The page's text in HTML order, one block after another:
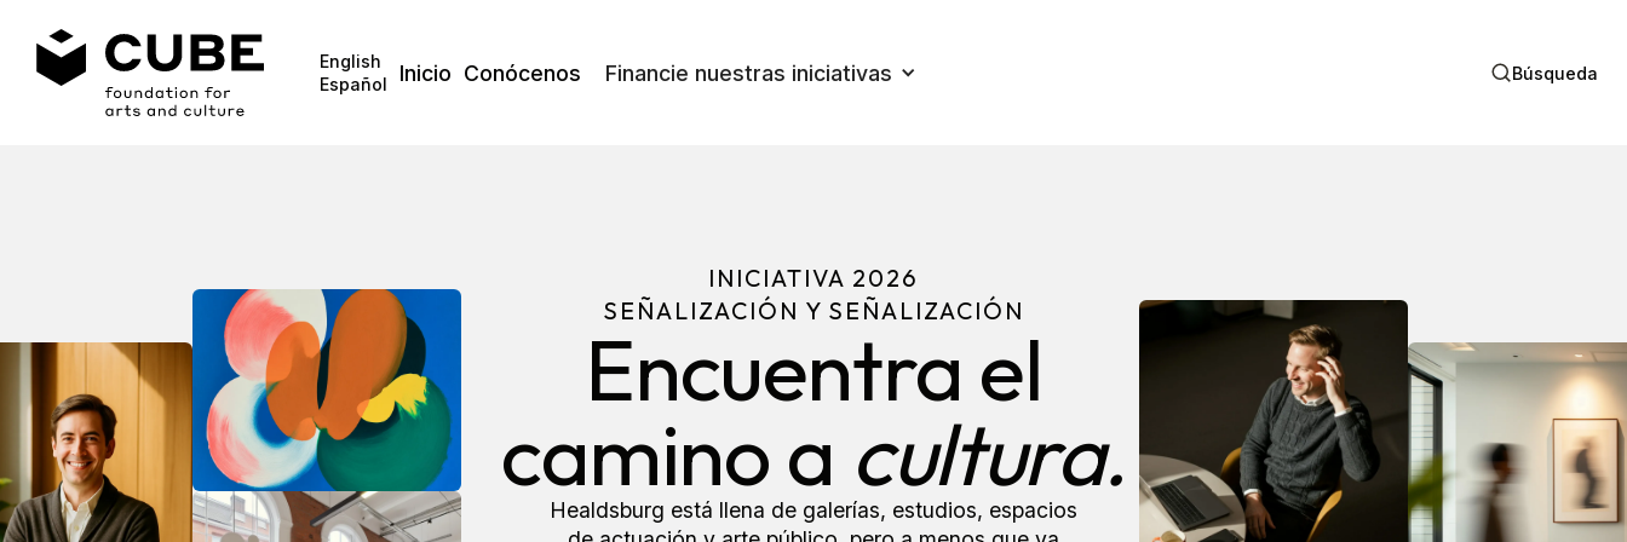
English
Español
Inicio Conócenos Financie nuestras iniciativas Búsqueda
INICIATIVA 2026
SEÑALIZACIÓN Y SEÑALIZACIÓN
Encuentra el
camino a cultura.
Healdsburg está llena de galerías, estudios, espacios